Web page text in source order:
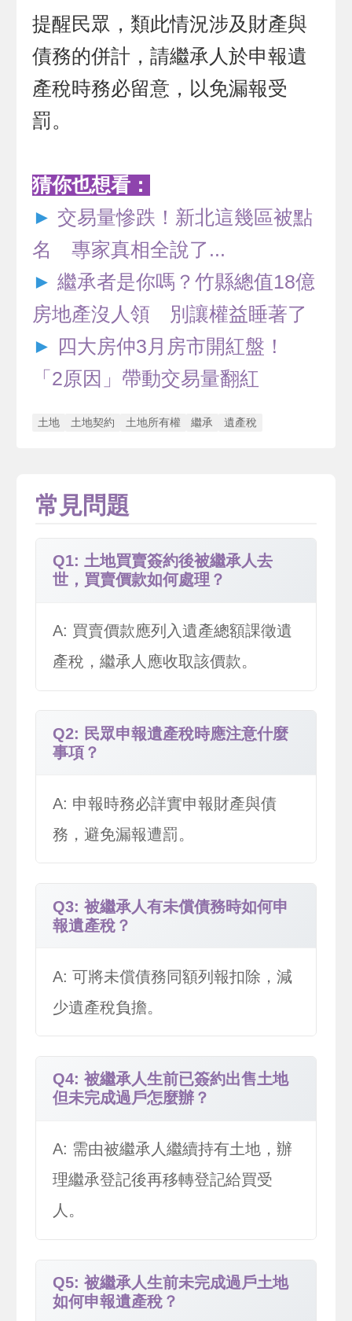
提醒民眾，類此情況涉及財產與
債務的併計，請繼承人於申報遺
產稅時務必留意，以免漏報受
罰。
猜你也想看：
► 交易量慘跌！新北這幾區被點
名 專家真相全說了...
► 繼承者是你嗎？竹縣總值18億
房地產沒人領 別讓權益睡著了
►
四大房仲3月房市開紅盤！
「2原因」帶動交易量翻紅
土地 土地契約 土地所有權 繼承 遺產稅
常見問題
Q1: 土地買賣簽約後被繼承人去
世，買賣價款如何處理？
A: 買賣價款應列入遺產總額課徵遺
產稅，繼承人應收取該價款。
Q2: 民眾申報遺產稅時應注意什麼
事項？
A: 申報時務必詳實申報財產與債
務，避免漏報遭罰。
Q3: 被繼承人有未償債務時如何申
報遺產稅？
A: 可將未償債務同額列報扣除，減
少遺產稅負擔。
Q4: 被繼承人生前已簽約出售土地
但未完成過戶怎麼辦？
A: 需由被繼承人繼續持有土地，辦
理繼承登記後再移轉登記給買受
人。
Q5: 被繼承人生前未完成過戶土地
如何申報遺產稅？